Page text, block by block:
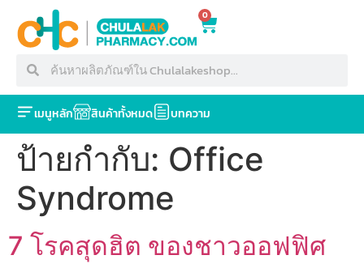
0
เมนูหลัก สินค้าทั้งหมด บทความ
ป้ายกำกับ: Office
Syndrome
7 โรคสุดฮิต ของชาวออฟฟิศ